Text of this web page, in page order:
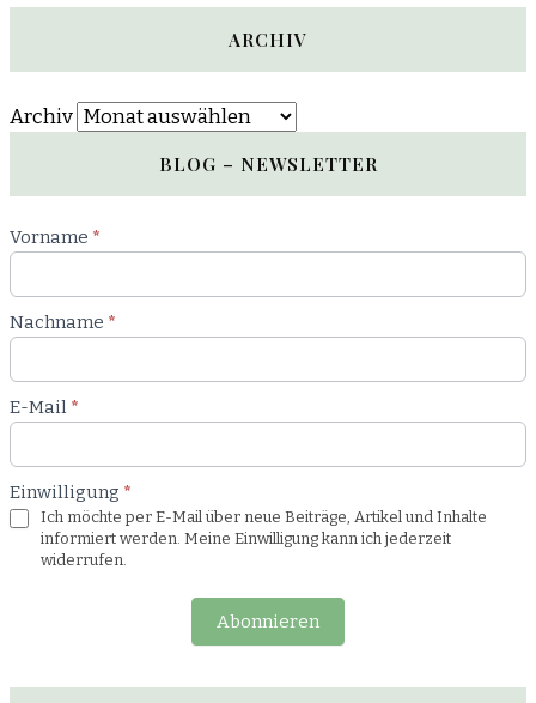
ARCHIV
Archiv
BLOG – NEWSLETTER
Newsletter
Blog
Vorname *
Nachname *
E-Mail *
Einwilligung *
Ich möchte per E-Mail über neue Beiträge, Artikel und Inhalte
informiert werden. Meine Einwilligung kann ich jederzeit
widerrufen.
Abonnieren